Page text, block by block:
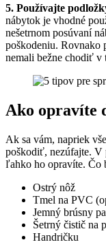
5. Používajte
nábytok je vhodné
nešetrnom posúvaní
poškodeniu. Rovnako
nemali bežne chodiť v
Ako opravíte
Ak sa vám, napriek
poškodiť, nezúfajte. V
ľahko ho opravíte. Čo
Ostrý nôž
Tmel na PVC
Jemný brúsny
Šetrný čistič na
Handričku